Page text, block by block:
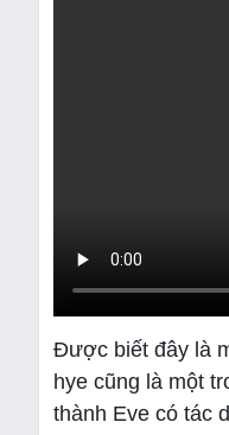
Được biết đây là
hye cũng là một
thành Eve có tác